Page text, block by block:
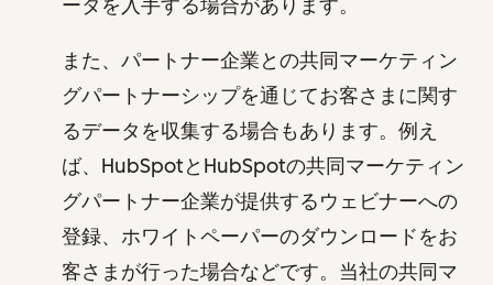
ータを入手する場合があります。
また、パートナー企業との共同マーケティン
グパートナーシップを通じてお客さまに関す
るデータを収集する場合もあります。例え
ば、HubSpotとHubSpotの共同マーケティン
グパートナー企業が提供するウェビナーへの
登録、ホワイトペーパーのダウンロードをお
客さまが行った場合などです。当社の共同マ